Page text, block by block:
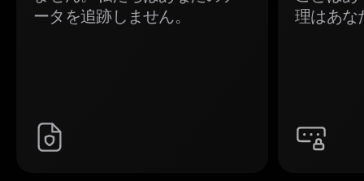
ータを追跡しません。
理はあな